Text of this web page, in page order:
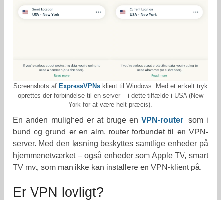
Screenshots af ExpressVPNsklient til Windows. Med et enkelt tryk
oprettes der forbindelse til en server – i dette tilfælde i USA (New
York for at være helt præcis).
En anden mulighed er at bruge enVPN-router, som i
bund og grund er en alm. router forbundet til en VPN-
server. Med den løsning beskyttes samtlige enheder på
hjemmenetværket – også enheder som Apple TV, smart
TV mv., som man ikke kan installere en VPN-klient på.
Er VPN lovligt?